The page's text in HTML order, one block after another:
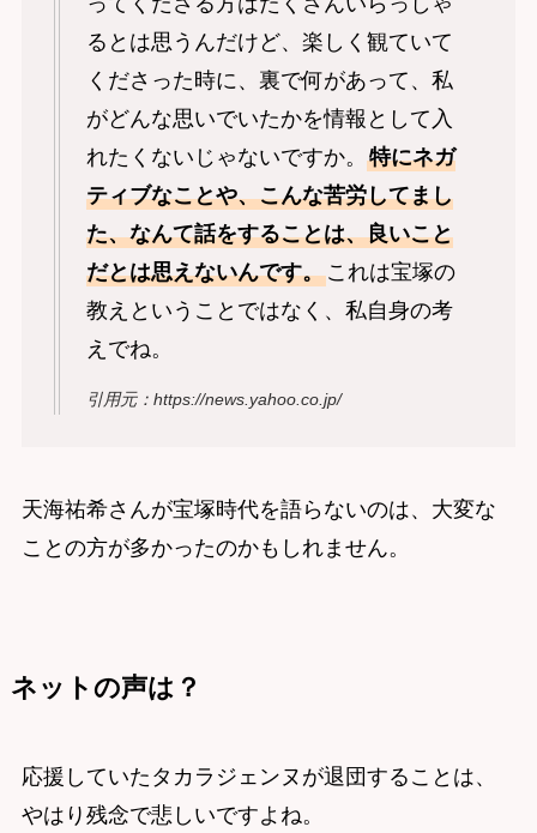
るとは思うんだけど、楽しく観ていて
くださった時に、裏で何があって、私
がどんな思いでいたかを情報として入
れたくないじゃないですか。 特にネガ
ティブなことや、こんな苦労してまし
た、なんて話をすることは、良いこと
だとは思えないんです。これは宝塚の
教えということではなく、私自身の考
えでね。
引用元：https://news.yahoo.co.jp/
天海祐希さんが宝塚時代を語らないのは、大変な
ことの方が多かったのかもしれません。
ネットの声は？
応援していたタカラジェンヌが退団することは、
やはり残念で悲しいですよね。